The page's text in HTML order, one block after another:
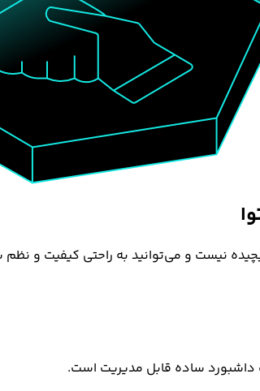
پیچیده نیست و می‌توانید به راحتی کیفیت و
داشبورد ساده قابل مدیریت است.